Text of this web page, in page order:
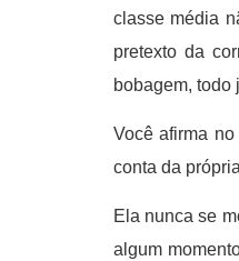
classe média
pretexto da
bobagem,
Você afirma
conta da
Ela nunca se
algum